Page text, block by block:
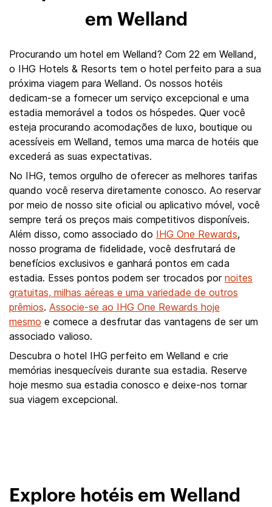
em Welland
Procurando um hotel em Welland? Com 22 em Welland,
o IHG Hotels & Resorts tem o hotel perfeito para a sua
próxima viagem para Welland. Os nossos hotéis
dedicam-se a fornecer um serviço excepcional e uma
estadia memorável a todos os hóspedes. Quer você
esteja procurando acomodações de luxo, boutique ou
acessíveis em Welland, temos uma marca de hotéis que
excederá as suas expectativas.
No IHG, temos orgulho de oferecer as melhores tarifas
quando você reserva diretamente conosco. Ao reservar
por meio de nosso site oficial ou aplicativo móvel, você
sempre terá os preços mais competitivos disponíveis.
Além disso, como associado do IHG One Rewards,
nosso programa de fidelidade, você desfrutará de
benefícios exclusivos e ganhará pontos em cada
estadia. Esses pontos podem ser trocados por noites
gratuitas, milhas aéreas e uma variedade de outros
prêmios. Associe-se ao IHG One Rewards hoje
mesmo e comece a desfrutar das vantagens de ser um
associado valioso.
Descubra o hotel IHG perfeito em Welland e crie
memórias inesquecíveis durante sua estadia. Reserve
hoje mesmo sua estadia conosco e deixe-nos tornar
sua viagem excepcional.
Explore hotéis em Welland